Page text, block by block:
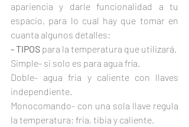
apariencia y darle funcionalidad a tu
espacio, para lo cual hay que tomar en
cuanta algunos detalles:
- TIPOS para la temperatura que utilizará.
Simple- si solo es para agua fría.
Doble- agua fria y caliente con llaves
independiente.
Monocomando- con una sola llave regula
la temperatura; fria, tibia y caliente.